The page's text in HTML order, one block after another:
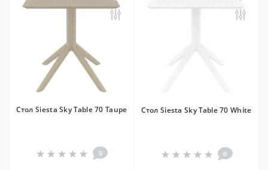
Cтол Siesta Sky Table 70 Taupe
0
Cтол Siesta Sky Table 70 White
0